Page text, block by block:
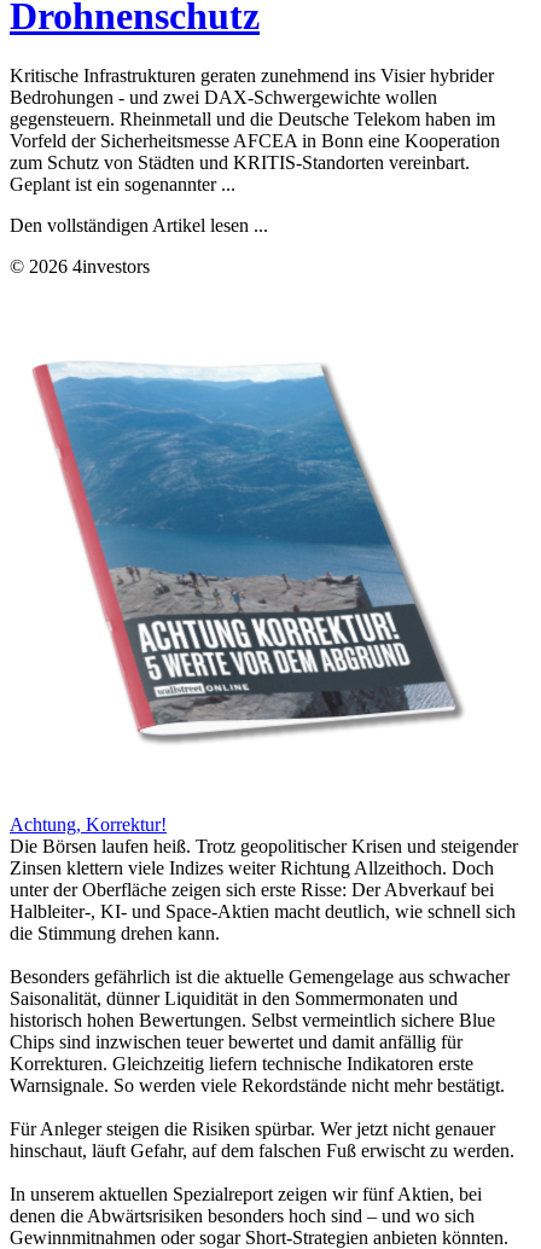
Drohnenschutz
Kritische Infrastrukturen geraten zunehmend ins Visier hybrider
Bedrohungen - und zwei DAX-Schwergewichte wollen
gegensteuern. Rheinmetall und die Deutsche Telekom haben im
Vorfeld der Sicherheitsmesse AFCEA in Bonn eine Kooperation
zum Schutz von Städten und KRITIS-Standorten vereinbart.
Geplant ist ein sogenannter ...
Den vollständigen Artikel lesen ...
© 2026 4investors
Achtung, Korrektur!
Die Börsen laufen heiß. Trotz geopolitischer Krisen und steigender
Zinsen klettern viele Indizes weiter Richtung Allzeithoch. Doch
unter der Oberfläche zeigen sich erste Risse: Der Abverkauf bei
Halbleiter-, KI- und Space-Aktien macht deutlich, wie schnell sich
die Stimmung drehen kann.
Besonders gefährlich ist die aktuelle Gemengelage aus schwacher
Saisonalität, dünner Liquidität in den Sommermonaten und
historisch hohen Bewertungen. Selbst vermeintlich sichere Blue
Chips sind inzwischen teuer bewertet und damit anfällig für
Korrekturen. Gleichzeitig liefern technische Indikatoren erste
Warnsignale. So werden viele Rekordstände nicht mehr bestätigt.
Für Anleger steigen die Risiken spürbar. Wer jetzt nicht genauer
hinschaut, läuft Gefahr, auf dem falschen Fuß erwischt zu werden.
In unserem aktuellen Spezialreport zeigen wir fünf Aktien, bei
denen die Abwärtsrisiken besonders hoch sind – und wo sich
Gewinnmitnahmen oder sogar Short-Strategien anbieten könnten.